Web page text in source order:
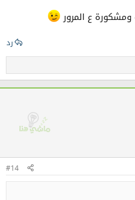
ع المرور
رد
#14